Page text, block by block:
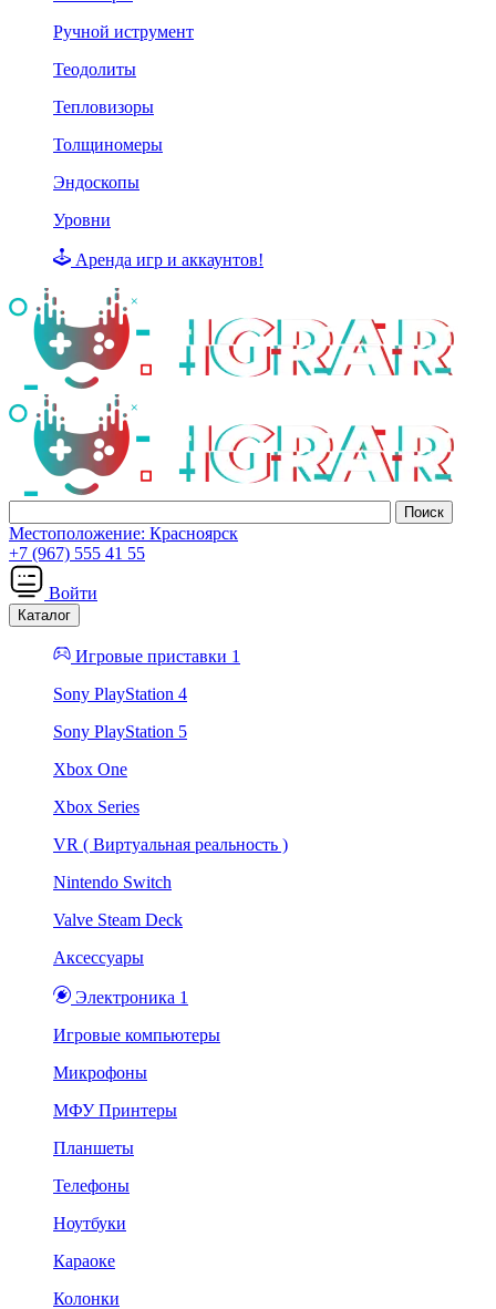
Ручной иструмент
Теодолиты
Тепловизоры
Толщиномеры
Эндоскопы
Уровни
Аренда игр и аккаунтов!
Местоположение: Красноярск
+7 (967) 555 41 55
Войти
Каталог
Игровые приставки 1
Sony PlayStation 4
Sony PlayStation 5
Xbox One
Xbox Series
VR ( Виртуальная реальность )
Nintendo Switch
Valve Steam Deck
Аксессуары
Электроника 1
Игровые компьютеры
Микрофоны
МФУ Принтеры
Планшеты
Телефоны
Ноутбуки
Караоке
Колонки